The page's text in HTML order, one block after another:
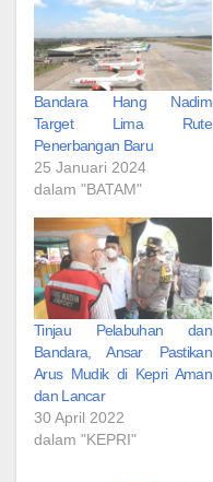
Bandara Hang Nadim
Target Lima Rute
Penerbangan Baru
25 Januari 2024
dalam "BATAM"
Tinjau Pelabuhan dan
Bandara, Ansar Pastikan
Arus Mudik di Kepri Aman
dan Lancar
30 April 2022
dalam "KEPRI"